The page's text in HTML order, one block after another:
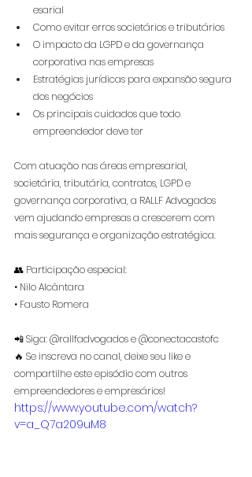
esarial
Como evitar erros societários e tributários
O impacto da LGPD e da governança
corporativa nas empresas
Estratégias jurídicas para expansão segura
dos negócios
Os principais cuidados que todo
empreendedor deve ter
Com atuação nas áreas empresarial,
societária, tributária, contratos, LGPD e
governança corporativa, a RALLF Advogados
vem ajudando empresas a crescerem com
mais segurança e organização estratégica.
👥 Participação especial:
• Nilo Alcântara
• Fausto Romera
📲 Siga: @rallfadvogados e @conectacastofc
🔥 Se inscreva no canal, deixe seu like e
compartilhe este episódio com outros
empreendedores e empresários!
https://www.youtube.com/watch?
v=a_Q7a209uM8